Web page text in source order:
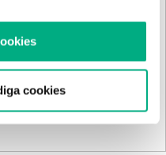
cookies